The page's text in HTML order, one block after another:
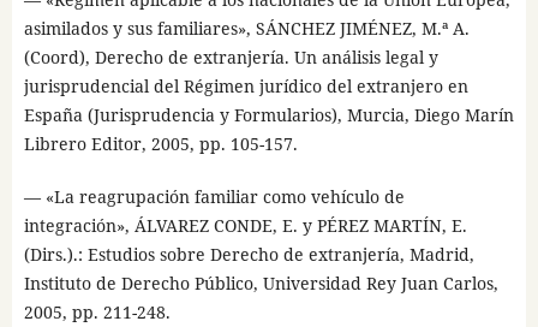
asimilados y sus familiares», SÁNCHEZ JIMÉNEZ, M.ª A.
(Coord), Derecho de extranjería. Un análisis legal y
jurisprudencial del Régimen jurídico del extranjero en
España (Jurisprudencia y Formularios), Murcia, Diego Marín
Librero Editor, 2005, pp. 105-157.
— «La reagrupación familiar como vehículo de
integración», ÁLVAREZ CONDE, E. y PÉREZ MARTÍN, E.
(Dirs.).: Estudios sobre Derecho de extranjería, Madrid,
Instituto de Derecho Público, Universidad Rey Juan Carlos,
2005, pp. 211-248.